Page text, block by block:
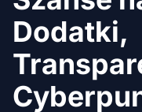
Dodatki,